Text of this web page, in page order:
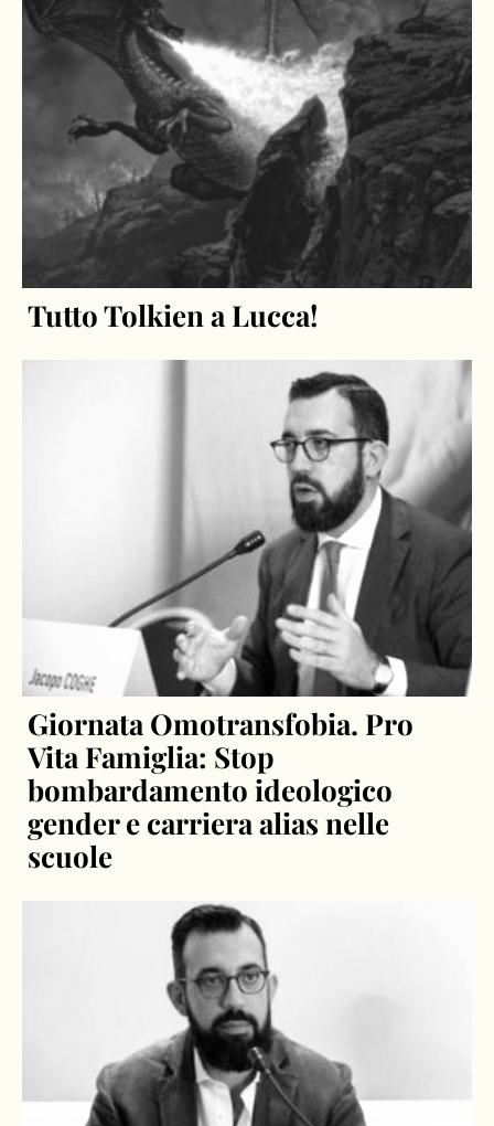
Tutto Tolkien a Lucca!
Giornata Omotransfobia. Pro
Vita Famiglia: Stop
bombardamento ideologico
gender e carriera alias nelle
scuole